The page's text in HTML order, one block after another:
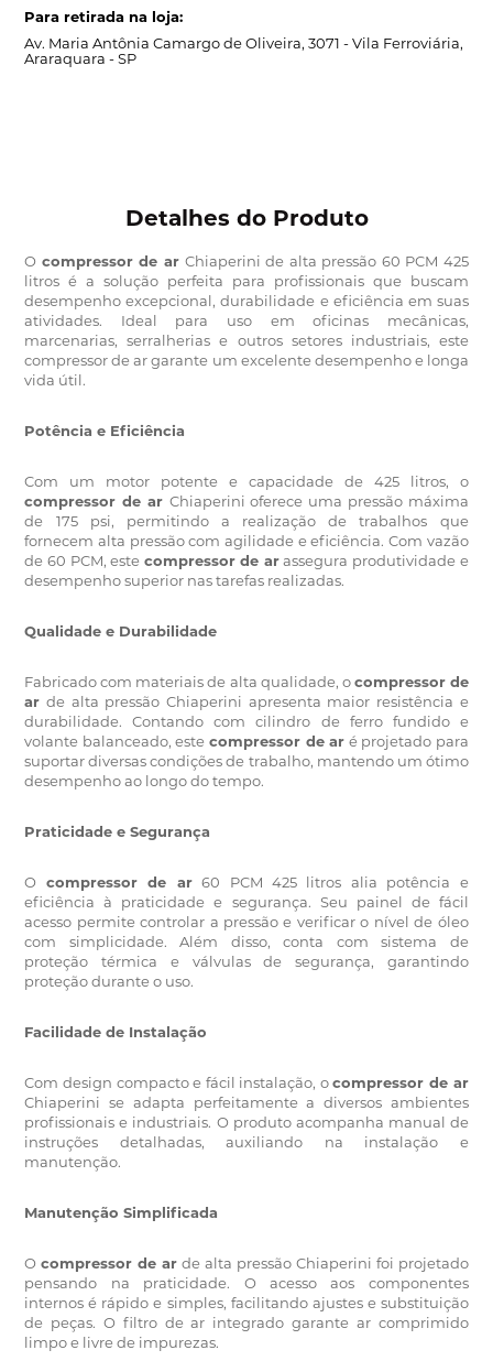
Para retirada na loja:
Av. Maria Antônia Camargo de Oliveira, 3071 -Vila Ferroviária,
Araraquara - SP
Detalhes do Produto
O compressor de arChiaperini de alta pressão 60 PCM 425
litros é a solução perfeita para profissionais que buscam
desempenho excepcional, durabilidade e eficiência em suas
atividades. Ideal para uso em oficinas mecânicas,
marcenarias, serralherias e outros setores industriais, este
compressor de ar garante um excelente desempenho e longa
vida útil.
Potência e Eficiência
Com um motor potente e capacidade de 425 litros, o
compressor de ar Chiaperini oferece uma pressão máxima
de 175 psi, permitindo a realização de trabalhos que
fornecem alta pressão com agilidade e eficiência. Com vazão
de 60 PCM, este compressor de arassegura produtividade e
desempenho superior nas tarefas realizadas.
Qualidade e Durabilidade
Fabricado com materiais de alta qualidade, ocompressor de
ar de alta pressão Chiaperini apresenta maior resistência e
durabilidade.Contando com cilindro de ferro fundido e
volante balanceado, este compressor de ar é projetado para
suportar diversas condições de trabalho, mantendo um ótimo
desempenho ao longo do tempo.
Praticidade e Segurança
O compressor de ar60 PCM 425 litros alia potência e
eficiência à praticidade e segurança. Seu painel de fácil
acesso permite controlar a pressão e verificar o nível de óleo
com simplicidade.Além disso, conta com sistema de
proteção térmica e válvulas de segurança, garantindo
proteção durante o uso.
Facilidade de Instalação
Com design compacto e fácil instalação, ocompressor de ar
Chiaperini se adapta perfeitamente a diversos ambientes
profissionais e industriais. O produto acompanha manual de
instruções detalhadas, auxiliando na instalação e
manutenção.
Manutenção Simplificada
Ocompressor de ar de alta pressão Chiaperini foi projetado
pensando na praticidade. O acesso aos componentes
internos é rápido e simples, facilitando ajustes e substituição
de peças.O filtro de ar integrado garante ar comprimido
limpo e livre de impurezas.